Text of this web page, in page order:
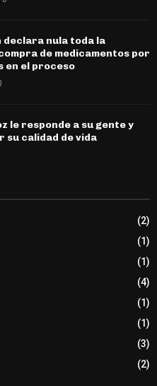
nula toda la
de medicamentos por
en el proceso
le responde a su gente y
su calidad de vida
(2)
(1)
(1)
(4)
(1)
(1)
(3)
(2)